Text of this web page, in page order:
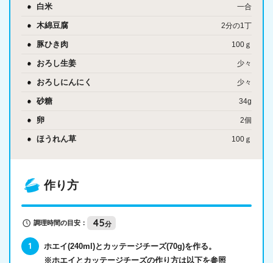
白米 一合
木綿豆腐 2分の1丁
豚ひき肉 100ｇ
おろし生姜 少々
おろしにんにく 少々
砂糖 34g
卵 2個
ほうれん草 100ｇ
作り方
調理時間の目安： 45分
ホエイ(240ml)とカッテージチーズ(70g)を作る。
※ホエイとカッテージチーズの作り方は以下を参照